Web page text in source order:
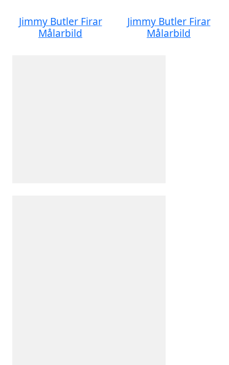
Jimmy Butler Firar
Målarbild
Jimmy Butler Firar
Målarbild